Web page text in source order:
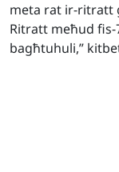
meta rat ir-ritratt
Ritratt meħud fis-
bagħtuhuli,”